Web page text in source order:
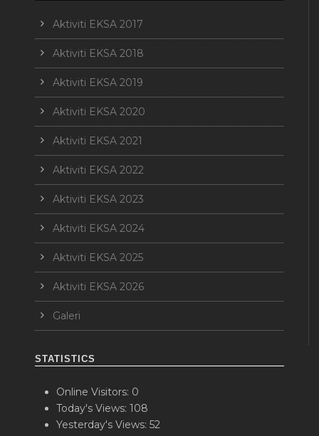
Aktiviti EKSA 2017
Aktiviti EKSA 2018
Aktiviti EKSA 2019
Aktiviti EKSA 2020
Aktiviti EKSA 2021
Aktiviti EKSA 2022
Aktiviti EKSA 2023
Aktiviti EKSA 2024
Aktiviti EKSA 2025
Aktiviti EKSA 2026
Galeri
STATISTICS
Online Visitors: 0
Today's Views: 108
Yesterday's Views: 52